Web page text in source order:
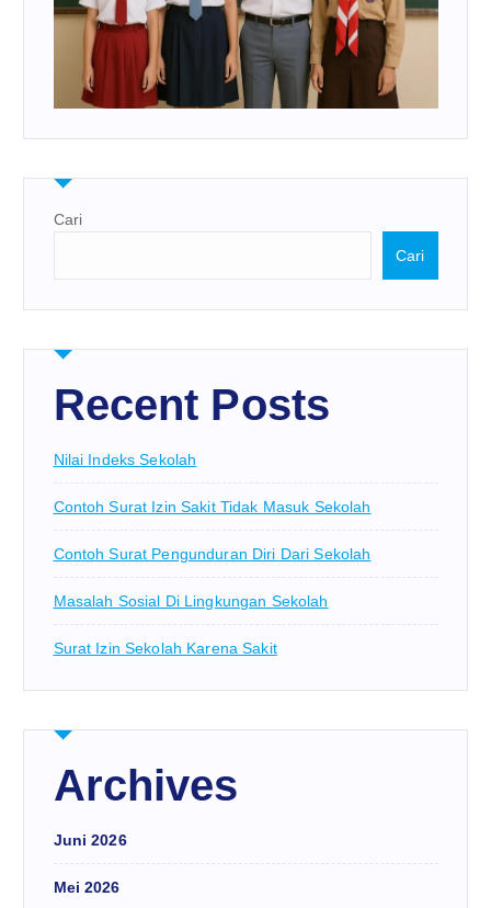
Cari
Cari
Recent Posts
Nilai Indeks Sekolah
Contoh Surat Izin Sakit Tidak Masuk Sekolah
Contoh Surat Pengunduran Diri Dari Sekolah
Masalah Sosial Di Lingkungan Sekolah
Surat Izin Sekolah Karena Sakit
Archives
Juni 2026
Mei 2026